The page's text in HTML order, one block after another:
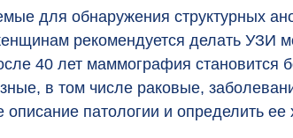
для обнаружения структурных
рекомендуется делать УЗИ
40 лет маммография
в том числе раковые,
патологии и определить ее